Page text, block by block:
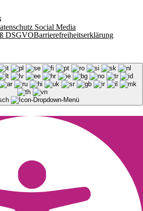
Social Media
DSGVOBarrierefreiheitserklärung